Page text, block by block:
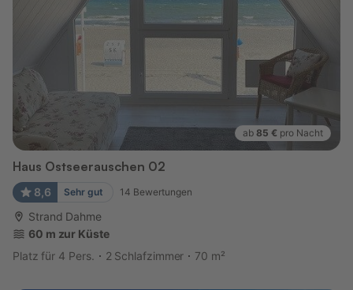
ab 85 € pro Nacht
Haus Ostseerauschen 02
8,6 Sehr gut 14 Bewertungen
Strand Dahme
60 m zur Küste
Platz für 4 Pers.
2 Schlafzimmer 70 m²